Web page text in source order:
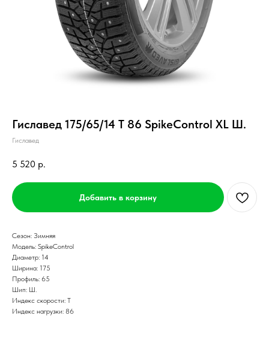
Гиславед 175/65/14 T 86 SpikeControl XL Ш.
Гиславед
5 520 р.
Добавить в корзину
Сезон: Зимняя
Модель: SpikeControl
Диаметр: 14
Ширина: 175
Профиль: 65
Шип: Ш.
Индекс скорости: T
Индекс нагрузки: 86